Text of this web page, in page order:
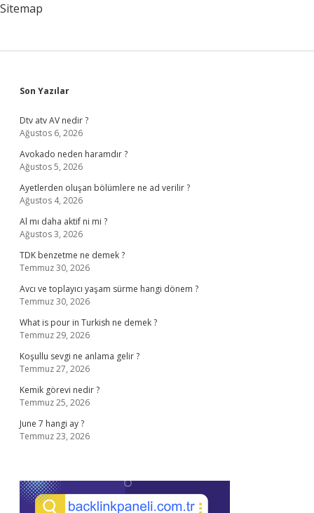
Sitemap
Sidebar
Son Yazılar
Dtv atv AV nedir ?
Ağustos 6, 2026
Avokado neden haramdır ?
Ağustos 5, 2026
Ayetlerden oluşan bölümlere ne ad verilir ?
Ağustos 4, 2026
Al mı daha aktif ni mi ?
Ağustos 3, 2026
TDK benzetme ne demek ?
Temmuz 30, 2026
Avcı ve toplayıcı yaşam sürme hangi dönem ?
Temmuz 30, 2026
What is pour in Turkish ne demek ?
Temmuz 29, 2026
Koşullu sevgi ne anlama gelir ?
Temmuz 27, 2026
Kemik görevi nedir ?
Temmuz 25, 2026
June 7 hangi ay ?
Temmuz 23, 2026